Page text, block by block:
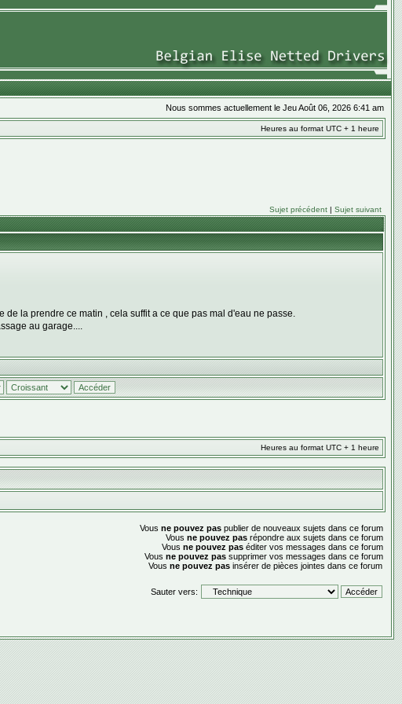
Nous sommes actuellement le Jeu Août 06, 2026 6:41 am
Heures au format UTC + 1 heure
Sujet précédent | Sujet suivant
la prendre ce matin , cela suffit a ce que pas mal d'eau ne passe.
au garage....
Heures au format UTC + 1 heure
Vous ne pouvez pas publier de nouveaux sujets dans ce forum
Vous ne pouvez pas répondre aux sujets dans ce forum
Vous ne pouvez pas éditer vos messages dans ce forum
Vous ne pouvez pas supprimer vos messages dans ce forum
Vous ne pouvez pas insérer de pièces jointes dans ce forum
Sauter vers: